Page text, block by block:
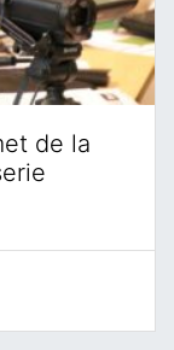
de la